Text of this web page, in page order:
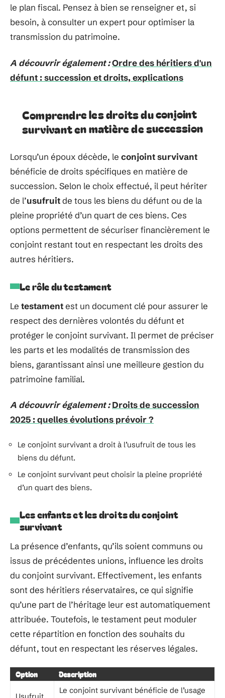
le plan fiscal. Pensez à bien se renseigner et, si
besoin, à consulter un expert pour optimiser la
transmission du patrimoine.
A découvrir également :Ordre des héritiers d'un
défunt : succession et droits, explications
Comprendre les droits du conjoint
survivant en matière de succession
Lorsqu’un époux décède, le conjoint survivant
bénéficie de droits spécifiques en matière de
succession. Selon le choix effectué, il peut hériter
de l’usufruitde tous les biens du défunt ou de la
pleine propriété d’un quart de ces biens. Ces
options permettent de sécuriser financièrement le
conjoint restant tout en respectant les droits des
autres héritiers.
Le rôle du testament
Le testamentest un document clé pour assurer le
respect des dernières volontés du défunt et
protéger le conjoint survivant. Il permet de préciser
les parts et les modalités de transmission des
biens, garantissant ainsi une meilleure gestion du
patrimoine familial.
A découvrir également : Droits de succession
2025 : quelles évolutions prévoir ?
Le conjoint survivant a droit à l’usufruit de tous les
biens du défunt.
Le conjoint survivant peut choisir la pleine propriété
d’un quart des biens.
Les enfants et les droits du conjoint
survivant
La présence d’enfants, qu’ils soient communs ou
issus de précédentes unions, influence les droits
du conjoint survivant. Effectivement, les enfants
sont des héritiers réservataires, ce qui signifie
qu’une part de l’héritage leur est automatiquement
attribuée. Toutefois, le testament peut moduler
cette répartition en fonction des souhaits du
défunt, tout en respectant les réserves légales.
Option Description
Usufruit
Le conjoint survivant bénéficie de l’usage